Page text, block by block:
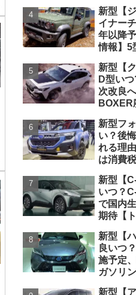
ル」、
クロス
バン
エロー
コンセ
ッド化/
プが争
報】特
「
Edition
新型【
イナー
年以降
情報】5
ACC・
採用
新型【
D型い
次改良
BOXER
ーボ採
新情報】
新型フ
い？後
れる理
は消費
19.1km/
月】ナ
ヤ・ウ
売は？
と
残る注
新型【
いつ？
で国内
期待【
売、2代
は日本
新型【
良いつ
施予定
ガソリ
新型【